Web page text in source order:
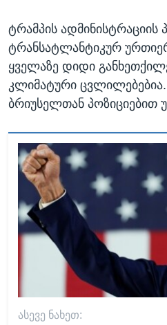
ტრამპის ადმინისტრაციის
ტრანსატლანტიკურ
ყველაზე დიდი
კლიმატური ცვლილებებია.
ბრიუსელთან
ᲐᲡᲔᲕᲔ ᲜᲐᲮᲔᲗ: